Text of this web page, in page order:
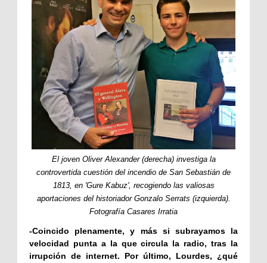
El joven Oliver Alexander (derecha) investiga la
controvertida cuestión del incendio de San Sebastián de
1813, en 'Gure Kabuz', recogiendo las valiosas
aportaciones del historiador Gonzalo Serrats (izquierda).
Fotografía Casares Irratia
-Coincido plenamente, y más si subrayamos la
velocidad punta a la que circula la radio, tras la
irrupción de internet. Por último, Lourdes, ¿qué